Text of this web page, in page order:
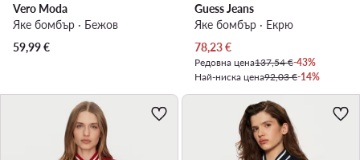
Vero Moda
Яке бомбър · Бежов
59,99€
Guess Jeans
Яке бомбър · Екрю
Актуална цена
78,23€
Редовна цена137,54 €-43%
Най-ниска цена92,03 €-14%